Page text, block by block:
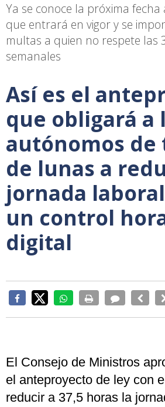
Ya se conoce la próxima
que entrará en vigor y se
multas a quien no respete las
semanales
Así es el
que obligará a
autónomos de
de lunas a
jornada
un control
digital
El Consejo de Ministros
el anteproyecto de ley con
reducir a 37,5 horas la